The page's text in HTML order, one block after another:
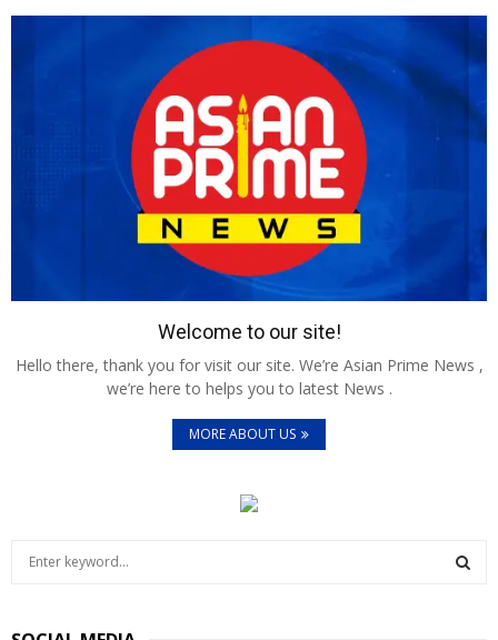
Welcome to our site!
Hello there, thank you for visit our site. We’re Asian Prime News ,
we’re here to helps you to latest News .
MORE ABOUT US